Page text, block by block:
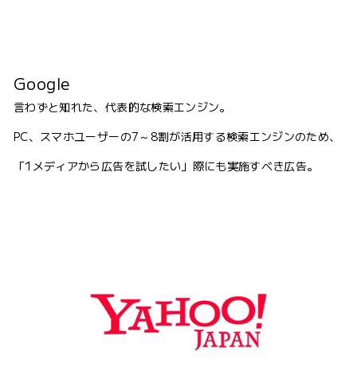
Google
言わずと知れた、代表的な検索エンジン。
PC、スマホユーザーの7～8割が活用する検索エンジンのため、
「1メディアから広告を試したい」際にも実施すべき広告。